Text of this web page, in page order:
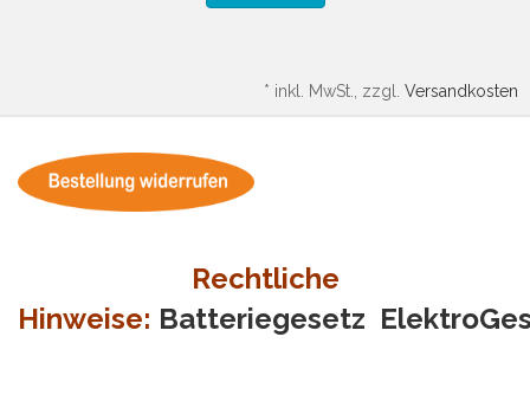
* inkl. MwSt., zzgl. Versandkosten
Rechtliche
Hinweise: Batteriegesetz